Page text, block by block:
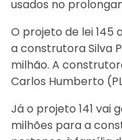
usados no
O projeto de lei 145
a construtora Silva
milhão. A
Carlos Humberto
Já o projeto 141 vai
milhões para a